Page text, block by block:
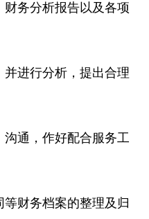
务分析报告以及各项
进行分析，提出合理
通，作好配合服务工
财务档案的整理及归